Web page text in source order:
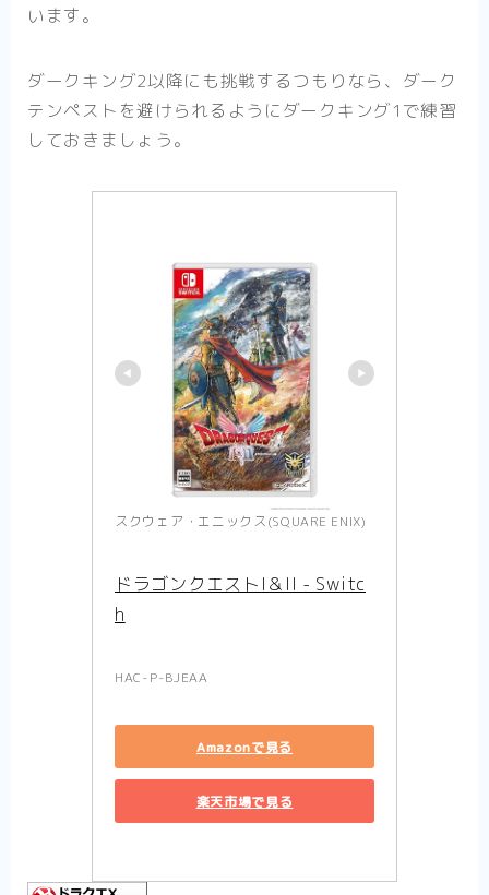
います。
ダークキング2以降にも挑戦するつもりなら、ダーク
テンペストを避けられるようにダークキング1で練習
しておきましょう。
スクウェア・エニックス(SQUARE ENIX)
ドラゴンクエストI＆II - Switc
h
HAC-P-BJEAA
Amazonで見る
楽天市場で見る